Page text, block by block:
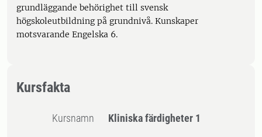
grundläggande behörighet till svensk
högskoleutbildning på grundnivå. Kunskaper
motsvarande Engelska 6.
Kursfakta
Kursnamn Kliniska färdigheter 1